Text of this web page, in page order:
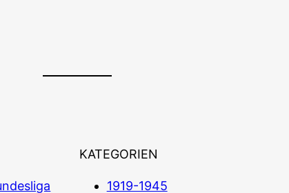
KATEGORIEN
1919-1945